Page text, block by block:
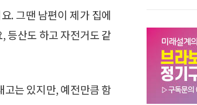
. 그땐 남편이 제가 집에
등산도 하고 자전거도 같
고는 있지만, 예전만큼 함